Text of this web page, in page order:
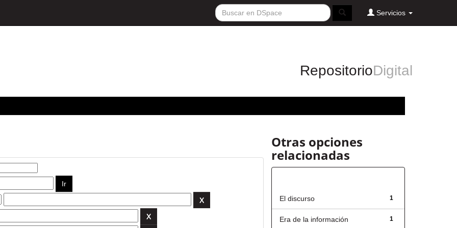
Servicios
RepositorioDigital
Otras opciones
relacionadas
1
El discurso
1
Era de la información